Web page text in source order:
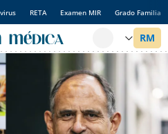
RETA Examen MIR Grado Familia